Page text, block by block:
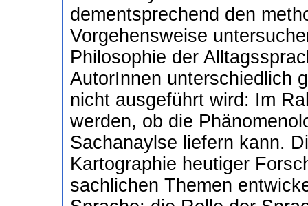
dementsprechend den
Vorgehensweise
Philosophie der
AutorInnen unterschiedlich
nicht ausgeführt wird: Im
werden, ob die
Sachanaylse liefern kann.
Kartographie heutiger
sachlichen Themen